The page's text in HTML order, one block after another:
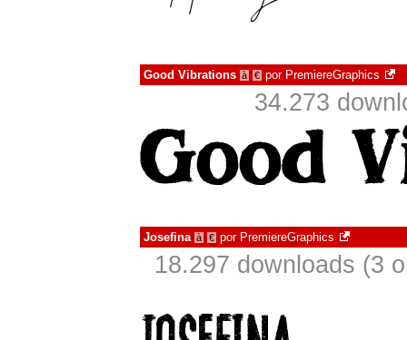
Good Vibrations à € por PremiereGraphics
34.273
Josefina à € por PremiereGraphics
18.297 downloads (3